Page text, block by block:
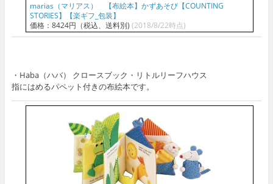
marias（マリアス） 【布絵本】かずあそび【COUNTING
STORIES】【楽ギフ_包装】
価格：8424円（税込、送料別) (2018/8/22時点)
・Haba（ハバ） クロースブック・リトルリーフハウス
指にはめるパペット付きの布絵本です。